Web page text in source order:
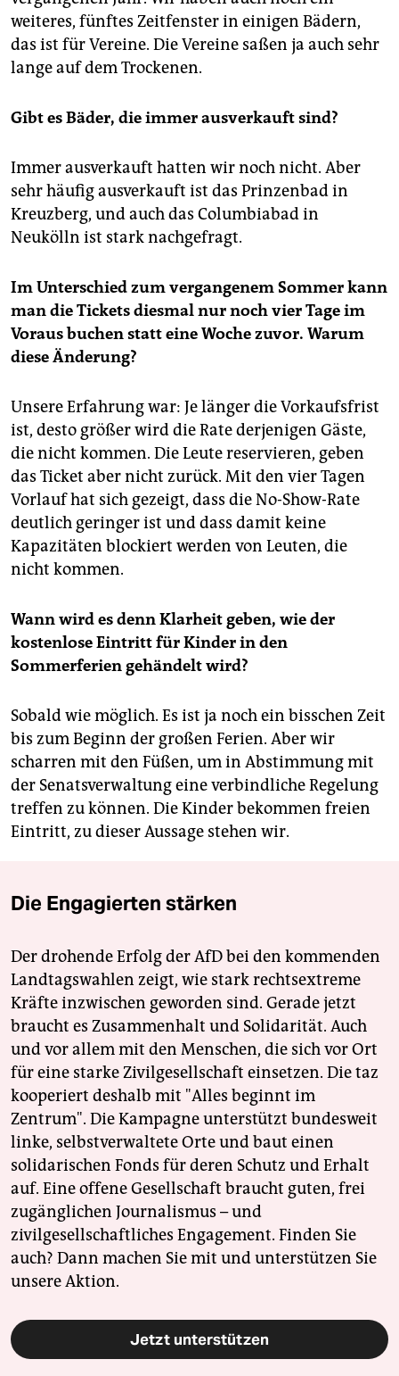
weiteres, fünftes Zeitfenster in einigen Bädern,
das ist für Vereine. Die Vereine saßen ja auch sehr
lange auf dem Trockenen.
Gibt es Bäder, die immer ausverkauft sind?
Immer ausverkauft hatten wir noch nicht. Aber
sehr häufig ausverkauft ist das Prinzenbad in
Kreuzberg, und auch das Columbiabad in
Neukölln ist stark nachgefragt.
Im Unterschied zum vergangenem Sommer kann
man die Tickets diesmal nur noch vier Tage im
Voraus buchen statt eine Woche zuvor. Warum
diese Änderung?
Unsere Erfahrung war: Je länger die Vorkaufsfrist
ist, desto größer wird die Rate derjenigen Gäste,
die nicht kommen. Die Leute reservieren, geben
das Ticket aber nicht zurück. Mit den vier Tagen
Vorlauf hat sich gezeigt, dass die No-Show-Rate
deutlich geringer ist und dass damit keine
Kapazitäten blockiert werden von Leuten, die
nicht kommen.
Wann wird es denn Klarheit geben, wie der
kostenlose Eintritt für Kinder in den
Sommerferien gehändelt wird?
Sobald wie möglich. Es ist ja noch ein bisschen Zeit
bis zum Beginn der großen Ferien. Aber wir
scharren mit den Füßen, um in Abstimmung mit
der Senatsverwaltung eine verbindliche Regelung
treffen zu können. Die Kinder bekommen freien
Eintritt, zu dieser Aussage stehen wir.
Die Engagierten stärken
Der drohende Erfolg der AfD bei den kommenden
Landtagswahlen zeigt, wie stark rechtsextreme
Kräfte inzwischen geworden sind. Gerade jetzt
braucht es Zusammenhalt und Solidarität. Auch
und vor allem mit den Menschen, die sich vor Ort
für eine starke Zivilgesellschaft einsetzen. Die taz
kooperiert deshalb mit "Alles beginnt im
Zentrum". Die Kampagne unterstützt bundesweit
linke, selbstverwaltete Orte und baut einen
solidarischen Fonds für deren Schutz und Erhalt
auf. Eine offene Gesellschaft braucht guten, frei
zugänglichen Journalismus – und
zivilgesellschaftliches Engagement. Finden Sie
auch? Dann machen Sie mit und unterstützen Sie
unsere Aktion.
Jetzt unterstützen